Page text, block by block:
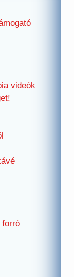
videók
forró